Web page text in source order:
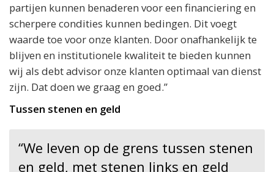
partijen kunnen benaderen voor een financiering en
scherpere condities kunnen bedingen. Dit voegt
waarde toe voor onze klanten. Door onafhankelijk te
blijven en institutionele kwaliteit te bieden kunnen
wij als debt advisor onze klanten optimaal van dienst
zijn. Dat doen we graag en goed.”
Tussen stenen en geld
“We leven op de grens tussen stenen
en geld, met stenen links en geld